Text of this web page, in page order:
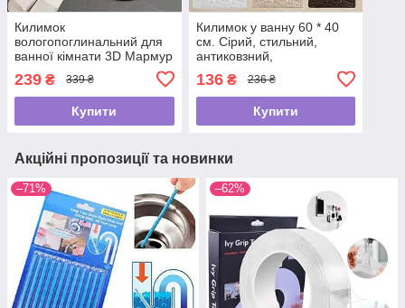
Килимок
вологопоглинальний для
ванної кімнати 3D Мармур
239 ₴ 339 ₴
Купити
Килимок у ванну 60 * 40
см. Сірий, стильний,
антиковзний,
136₴ 236 ₴
Купити
Акційні пропозиції та новинки
–71% –62%